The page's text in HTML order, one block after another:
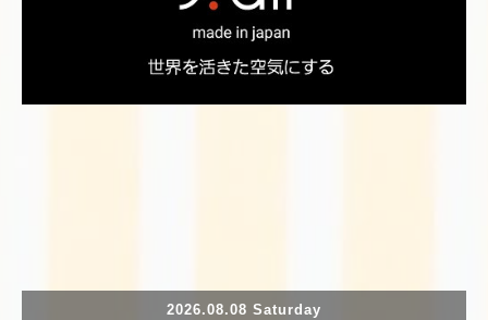
2026.08.08 Saturday